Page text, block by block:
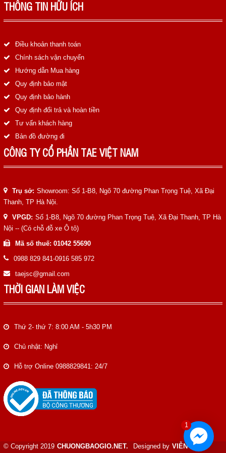
THÔNG TIN HỮU ÍCH
Điều khoản thanh toán
Chính sách vận chuyển
Hướng dẫn Mua hàng
Quy định bảo mật
Quy định bảo hành
Quy định đổi trả và hoàn tiền
Tư vấn khách hàng
Bản đồ đường đi
CÔNG TY CỔ PHẦN TAE VIỆT NAM
Trụ sở: Showroom: Số 1-B8, Ngõ 70 đường Phan Trọng Tuệ, Xã Đại
Thanh, TP Hà Nội.
VPGD: Số 1-B8, Ngõ 70 đường Phan Trọng Tuệ, Xã Đại Thanh, TP Hà
Nội -- (Có chỗ đỗ xe Ô tô)
Mã số thuế: 01042 55690
0988 829 841-0916 585 972
taejsc@gmail.com
THỜI GIAN LÀM VIỆC
Thứ 2- thứ 7: 8:00 AM - 5h30 PM
Chủ nhật: Nghỉ
Hỗ trợ Online 0988829841: 24/7
© Copyright 2019 CHUONGBAOGIO.NET. Designed by VIỄN NAM
1